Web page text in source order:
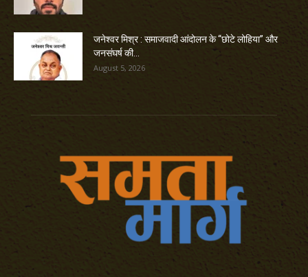
जनेश्वर मिश्र : समाजवादी आंदोलन के “छोटे लोहिया” और
जनसंघर्ष की...
August 5, 2026